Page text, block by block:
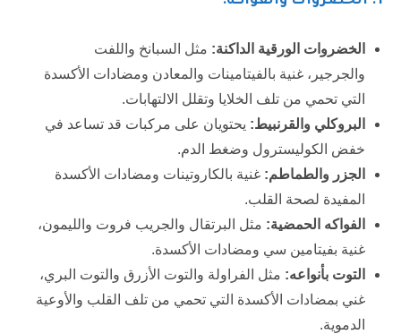
الخضروات الورقية الداكنة: مثل السبانخ واللفت
والجرجير، غنية بالفيتامينات والمعادن ومضادات الأكسدة
التي تحمي من تلف الخلايا وتقلل الالتهابات.
البروكلي والقرنبيط: يحتويان على مركبات قد تساعد في
خفض الكوليسترول وضغط الدم.
الجزر والطماطم: غنية بالكاروتينات ومضادات الأكسدة
المفيدة لصحة القلب.
الفواكه الحمضية: مثل البرتقال والجريب فروت والليمون،
غنية بفيتامين سي ومضادات الأكسدة.
التوت بأنواعه: مثل الفراولة والتوت الأزرق والتوت البري،
غني بمضادات الأكسدة التي تحمي من تلف القلب والأوعية
الدموية.